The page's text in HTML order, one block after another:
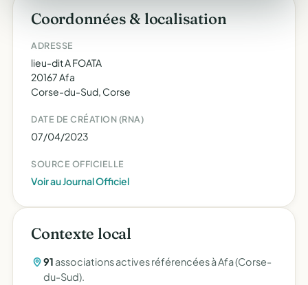
Coordonnées & localisation
ADRESSE
lieu-dit A FOATA
20167 Afa
Corse-du-Sud, Corse
DATE DE CRÉATION (RNA)
07/04/2023
SOURCE OFFICIELLE
Voir au Journal Officiel
Contexte local
91 associations actives référencées à Afa (Corse-
du-Sud).